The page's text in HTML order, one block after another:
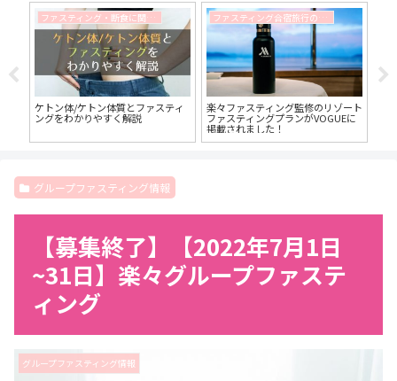
ファスティング・断食に関するコラム
ケトン体/ケトン体質とファスティ
ングをわかりやすく解説
ファスティング合宿旅行の情報
楽々ファスティング監修のリゾート
ファスティングプランがVOGUEに
掲載されました！
グループファスティング情報
【募集終了】【2022年7月1日
~31日】楽々グループファステ
ィング
グループファスティング情報